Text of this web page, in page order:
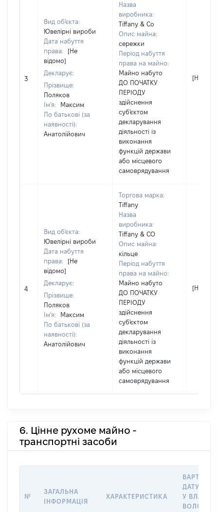
3
Вид об'єкта:
Ювелірні вироби
Дата набуття
права:
[Не
відомо]
Декларує:
Прізвище:
Поляков
Ім'я:
Максим
По батькові (за
наявності):
Анатолійович
Назва
виробника:
Tiffany & Co
Опис майна:
сережки
Період набуття
права на майно:
Майно набуто
ДО ПОЧАТКУ
ПЕРІОДУ
здійснення
суб'єктом
декларування
діяльності із
виконання
функцій держави
або місцевого
самоврядування
[Не
4
Вид об'єкта:
Ювелірні вироби
Дата набуття
права:
[Не
відомо]
Декларує:
Прізвище:
Поляков
Ім'я:
Максим
По батькові (за
наявності):
Анатолійович
Торгова марка:
Tiffany
Назва
виробника:
Tiffany & CO
Опис майна:
кільце
Період набуття
права на майно:
Майно набуто
ДО ПОЧАТКУ
ПЕРІОДУ
здійснення
суб'єктом
декларування
діяльності із
виконання
функцій держави
або місцевого
самоврядування
[Не
6. Цінне рухоме майно -
транспортні засоби
№
ЗАГАЛЬНА
ІНФОРМАЦІЯ
ХАРАКТЕРИСТИКА
ВАРТІСТЬ
ДАТУ
У